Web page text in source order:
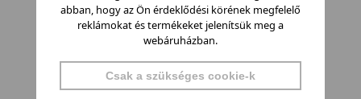
abban, hogy az Ön érdeklődési körének megfelelő
reklámokat és termékeket jelenítsük meg a
webáruházban.
Csak a szükséges cookie-k